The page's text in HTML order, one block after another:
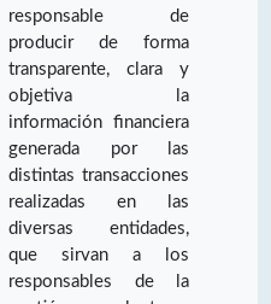
responsable de
producir de forma
transparente, clara y
objetiva la
información financiera
generada por las
distintas transacciones
realizadas en las
diversas entidades,
que sirvan a los
responsables de la